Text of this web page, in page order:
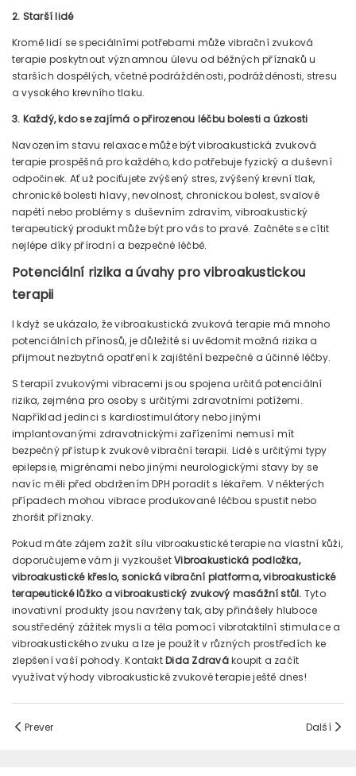
2. Starší lidé
Kromě lidí se speciálními potřebami může vibrační zvuková
terapie poskytnout významnou úlevu od běžných příznaků u
starších dospělých, včetně podrážděnosti, podrážděnosti, stresu
a vysokého krevního tlaku.
3. Každý, kdo se zajímá o přirozenou léčbu bolesti a úzkosti
Navozením stavu relaxace může být vibroakustická zvuková
terapie prospěšná pro každého, kdo potřebuje fyzický a duševní
odpočinek. Ať už pociťujete zvýšený stres, zvýšený krevní tlak,
chronické bolesti hlavy, nevolnost, chronickou bolest, svalové
napětí nebo problémy s duševním zdravím, vibroakustický
terapeutický produkt může být pro vás to pravé. Začněte se cítit
nejlépe díky přírodní a bezpečné léčbě.
Potenciální rizika a úvahy pro vibroakustickou
terapii
I když se ukázalo, že vibroakustická zvuková terapie má mnoho
potenciálních přínosů, je důležité si uvědomit možná rizika a
přijmout nezbytná opatření k zajištění bezpečné a účinné léčby.
S terapií zvukovými vibracemi jsou spojena určitá potenciální
rizika, zejména pro osoby s určitými zdravotními potížemi.
Například jedinci s kardiostimulátory nebo jinými
implantovanými zdravotnickými zařízeními nemusí mít
bezpečný přístup k zvukové vibrační terapii. Lidé s určitými typy
epilepsie, migrénami nebo jinými neurologickými stavy by se
navíc měli před obdržením DPH poradit s lékařem. V některých
případech mohou vibrace produkované léčbou spustit nebo
zhoršit příznaky.
Pokud máte zájem zažít sílu vibroakustické terapie na vlastní kůži,
doporučujeme vám ji vyzkoušetVibroakustická podložka,
vibroakustické křeslo, sonická vibrační platforma, vibroakustické
terapeutické lůžko a vibroakustický zvukový masážní stůl. Tyto
inovativní produkty jsou navrženy tak, aby přinášely hluboce
soustředěný zážitek mysli a těla pomocí vibrotaktilní stimulace a
vibroakustického zvuku a lze je použít v různých prostředích ke
zlepšení vaší pohody. KontaktDida Zdravákoupit a začít
využívat výhody vibroakustické zvukové terapie ještě dnes!
Prever Další